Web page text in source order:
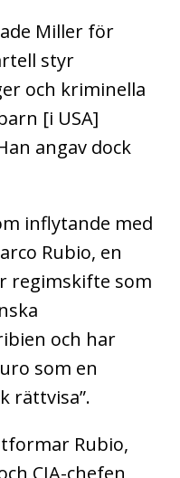
Miller för
styr
och kriminella
[i USA]
angav dock
inflytande med
Rubio, en
regimskifte som
och har
som en
rättvisa”.
Rubio,